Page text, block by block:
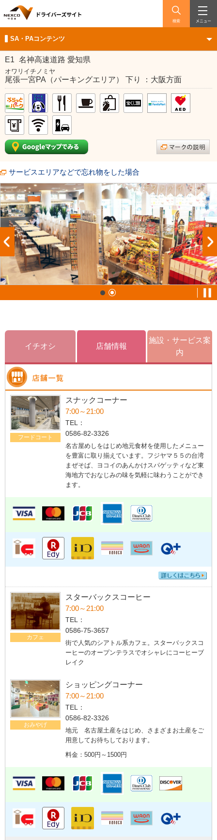
検索 メニュー
SA・PAコンテンツ
E1 名神高速道路 愛知県
オワリイチノミヤ
尾張一宮PA（パーキングエリア） 下り ：大阪方面
サービスエリアなどで忘れ物をした場合
イチオシ 店舗情報
施設・サービス案
内
フードコート
スナックコーナー
7:00～21:00
TEL：
0586-82-3326
名古屋めしをはじめ地元食材を使用したメニュー
を豊富に取り揃えています。フジヤマ５５の台湾
まぜそば、ヨコイのあんかけスパゲッティなど東
海地方でおなじみの味を気軽に味わうことができ
ます。
カフェ
スターバックスコーヒー
7:00～21:00
TEL：
0586-75-3657
街で人気のシアトル系カフェ。スターバックスコ
ーヒーのオープンテラスでオシャレにコーヒーブ
レイク
おみやげ
ショッピングコーナー
7:00～21:00
TEL：
0586-82-3326
地元 名古屋土産をはじめ、さまざまお土産をご
用意してお待ちしております。
料金：500円～1500円